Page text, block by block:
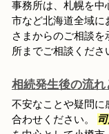
事務所は、札幌を中
市など北海道全域に
さまからのご相談
所までご相談くだ
相続発生後の流
不安なことや疑問に
合わせください。